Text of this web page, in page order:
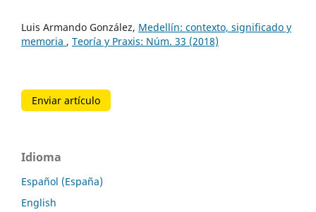
Luis Armando González, Medellín: contexto, significado y
memoria , Teoría y Praxis: Núm. 33 (2018)
Enviar artículo
Idioma
Español (España)
English